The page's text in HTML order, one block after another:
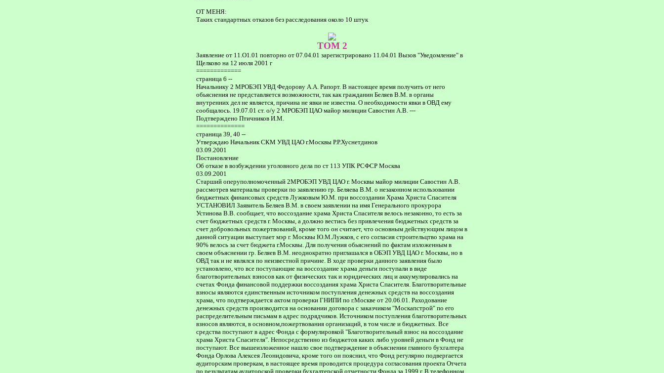
ОТ МЕНЯ:
Таких стандартных отказов без расследования около 10 штук
TOM 2
Заявление от 11.О1.01 повторно от 07.04.01 зарегистрировано 11.04.01 Вызов "Уведомление" в
Щелково на 12 июля 2001 г
=============
страница 6 --
Начальнику 2 МРОБЭП УВД Федорову А.А. Рапорт. В настоящее время получить от него
обьяснения не представляется возможности, так как гражданин Беляев В.М. в органы
внутренних дел не является, причина не явки не известна. О необходимости явки в ОВД ему
сообщалось. 19.07.01 ст. о/у 2 МРОБЭП ЦАО майор милиции Савостин А.В. ---
Подтверждено Птичников И.М.
==============
страница 39, 40 --
Утверждаю Начальник СКМ УВД ЦАО г.Москвы Р.Р.Хуснетдинов
03.09.2001
Постановление
Об отказе в возбуждении уголовного дела по ст 113 УПК РСФСР Москва
03.09.2001
Старший оперуполномоченный 2МРОБЭП УВД ЦАО г. Москвы майор милиции Савостин А.В.
рассмотрев материалы проверки по заявлению гр. Беляева В.М. о незаконном использовании
бюджетных финансовых средств Лужковым Ю.М. при воссоздании Храма Христа Спасителя
УСТАНОВИЛ Заявитель Беляев В.М. в своем заявлении на имя Генерального прокурора
Устинова В.В. сообщает, что воссоздание храма Христа Спасителя велось незаконно, то есть за
счет бюджетных средств г. Москвы, а должно вестись без привлечения бюджетных средств за
счет добровольных пожертвований, кроме того он считает, что основным действующим лицом в
данной ситуации выступает мэр г. Москвы Ю.М.Лужков, с его согласия строительцтво храма на
90% велось за счет бюджета г.Москвы. Для получения обьяснений по фактам изложенным в
своем объяснении гр. Беляев В.М. неоднократно приглашался в ОБЭП УВД ЦАО г. Москвы, но в
ОВД так и не являлся по неизвестной причине. В ходе проверки данного заявления было
установлено, что все поступающие на воссоздание храма деньги поступали в виде
благотворительных взносов как от физических так и юридических лиц и аккумулировались на
счетах Фонда финансовой поддержки воссоздания храма Христа Спасителя. Благотворительные
взносы являются единственным источником поступления денежных средств на воссоздания
храма, что подтверждается актом проверки ГНИПИ по г.Москве от 20.06.01. Раходование
денежных средств производится на основании договора с заказчиком "Москапстрой" по его
распределительным письмам в адрес подрядчиков. Источником поступления благотворительных
взносов являются, в основном,пожертвования организаций, в том числе и бюджетных. Все
средства поступают в адрес Фонда с формулировкой "Благотворительный взнос на воссоздание
храма Христа Спасителя". Непосредственно из бюджетов каких либо уровней деньги в Фонд не
поступают. Все вышеизложенное нашло свое подтверждение в объяснении главного бухгалтера
Фонда Орлова Алексея Леонидовича, кроме того он пояснил, что Фонд регулярно подвергается
аудиторским проверкам, в настоящее время проводится процедура согласования проекта Отчета
по результатам аудиторской проверки бухгалтерской отчетности Фонда за 1999 г. В телефонном